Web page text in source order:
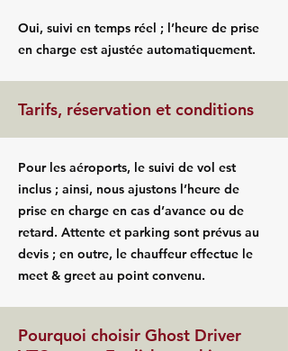
Oui, suivi en temps réel ; l’heure de prise
en charge est ajustée automatiquement.
Tarifs, réservation et conditions
Pour les aéroports, le suivi de vol est
inclus ; ainsi, nous ajustons l’heure de
prise en charge en cas d’avance ou de
retard. Attente et parking sont prévus au
devis ; en outre, le chauffeur effectue le
meet & greet au point convenu.
Pourquoi choisir Ghost Driver